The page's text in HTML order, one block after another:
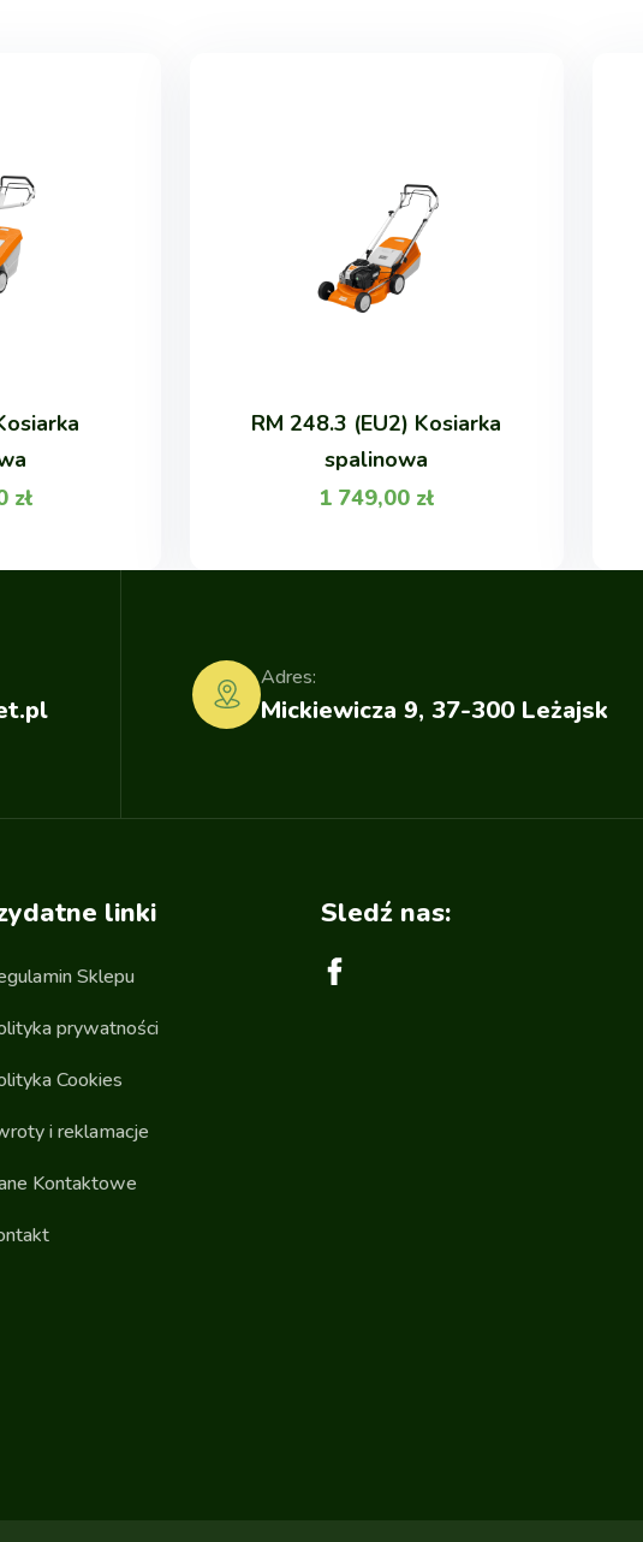
zł
RM 248.3 (EU2) Kosiarka
spalinowa
1 749,00 zł
Mickiewicza 9, 37-300 Leżajsk
Adres:
linki
Sklepu
prywatności
Cookies
i reklamacje
Kontaktowe
Sledź nas: